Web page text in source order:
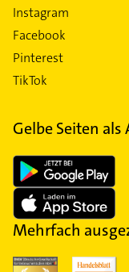
Instagram
Facebook
Pinterest
TikTok
Gelbe Seiten als
Mehrfach